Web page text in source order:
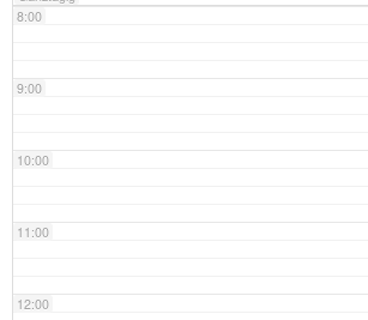
8:00
9:00
10:00
11:00
12:00